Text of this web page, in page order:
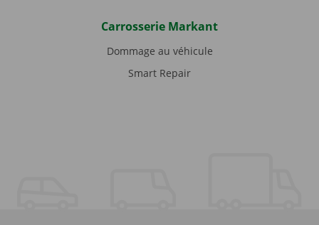
Carrosserie Markant
Dommage au véhicule
Smart Repair